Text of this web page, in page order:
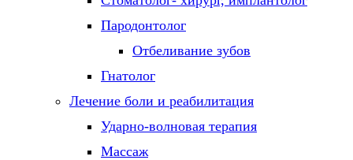
Пародонтолог
Отбеливание зубов
Гнатолог
Лечение боли и реабилитация
Ударно-волновая терапия
Массаж